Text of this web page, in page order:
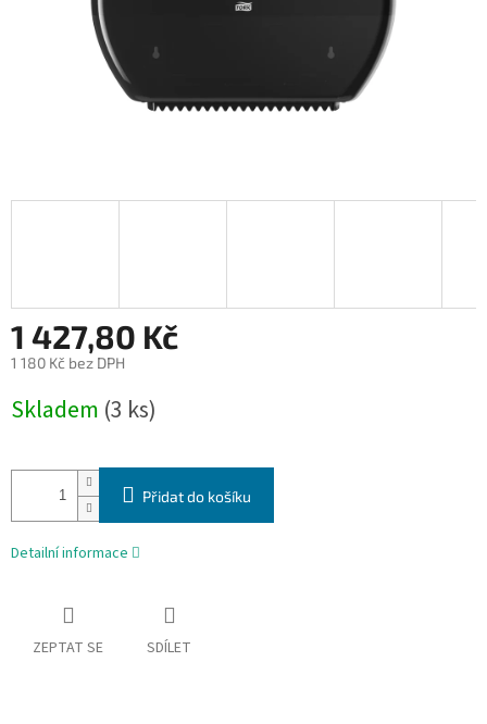
1 427,80 Kč
1 180 Kč bez DPH
cena:
Skladem (3 ks)
Přidat do košíku
Detailní informace
ZEPTAT SE SDÍLET